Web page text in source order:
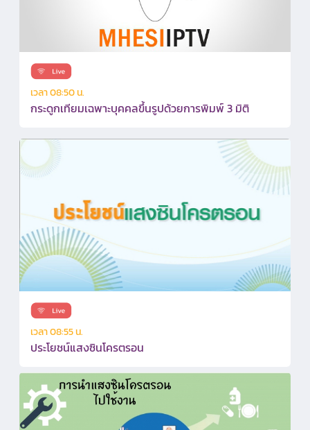
เวลา 08:50 น.
กระดูกเทียมเฉพาะบุคคลขึ้นรูปด้วยการพิมพ์ 3 มิติ
เวลา 08:55 น.
ประโยชน์แสงซินโครตรอน